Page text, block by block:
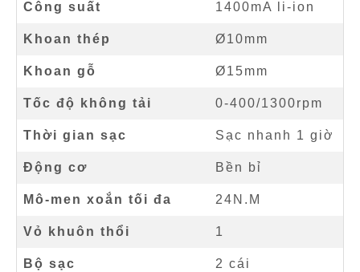
Công suất 1400mA li-ion
Khoan thép Ø10mm
Khoan gỗ Ø15mm
Tốc độ không tải 0-400/1300rpm
Thời gian sạc Sạc nhanh 1 giờ
Động cơ Bền bỉ
Mô-men xoắn tối đa 24N.M
Vỏ khuôn thổi 1
Bộ sạc 2 cái